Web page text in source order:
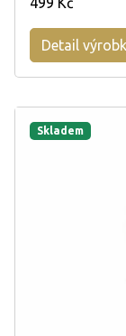
Detail
Skladem